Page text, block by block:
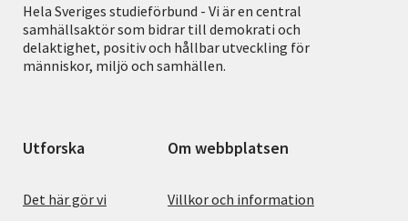
Hela Sveriges studieförbund - Vi är en central
samhällsaktör som bidrar till demokrati och
delaktighet, positiv och hållbar utveckling för
människor, miljö och samhällen.
Utforska
Det här gör vi
Om webbplatsen
Villkor och information